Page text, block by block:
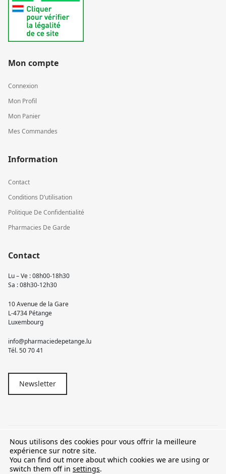
Mon compte
Connexion
Mon Profil
Mon Panier
Mes Commandes
Information
Contact
Conditions D’utilisation
Politique De Confidentialité
Pharmacies De Garde
Contact
Lu – Ve : 08h00-18h30
Sa : 08h30-12h30
10 Avenue de la Gare
L-4734 Pétange
Luxembourg
info@pharmaciedepetange.lu
Tél.50 70 41
Newsletter
© 2026 Pharmacie Pétange
TVA LU15581262
Nous utilisons des cookies pour vous offrir la meilleure
expérience sur notre site.
You can find out more about which cookies we are using or
switch them off in settings.